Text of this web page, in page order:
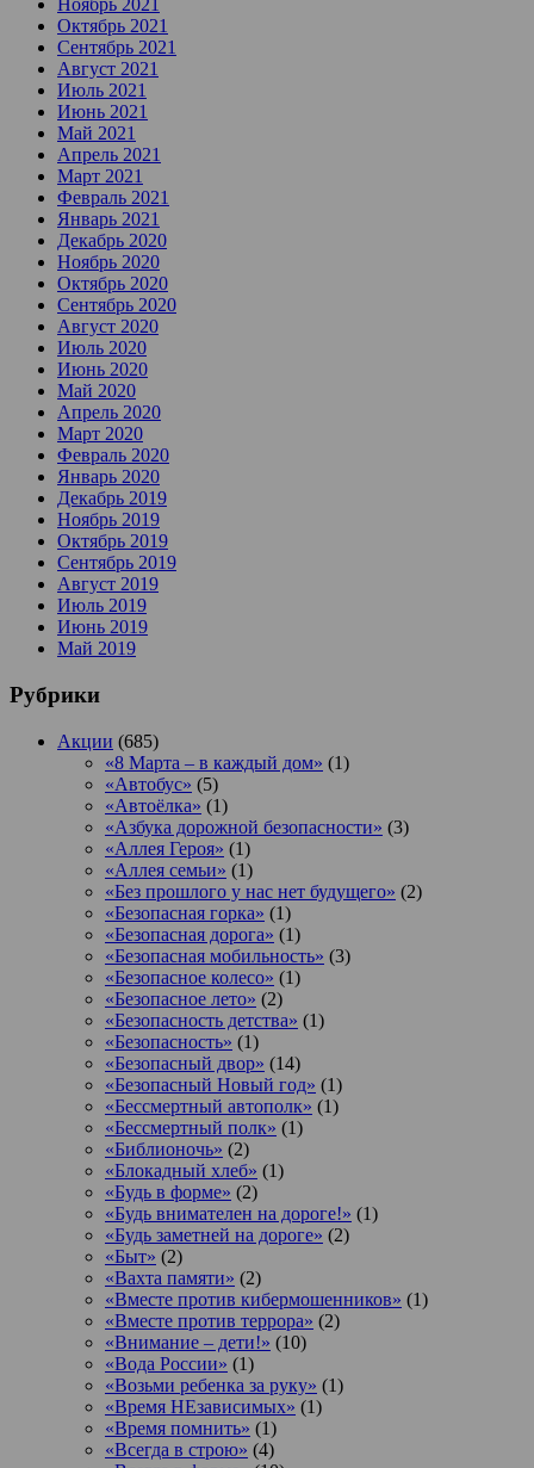
Ноябрь 2021
Октябрь 2021
Сентябрь 2021
Август 2021
Июль 2021
Июнь 2021
Май 2021
Апрель 2021
Март 2021
Февраль 2021
Январь 2021
Декабрь 2020
Ноябрь 2020
Октябрь 2020
Сентябрь 2020
Август 2020
Июль 2020
Июнь 2020
Май 2020
Апрель 2020
Март 2020
Февраль 2020
Январь 2020
Декабрь 2019
Ноябрь 2019
Октябрь 2019
Сентябрь 2019
Август 2019
Июль 2019
Июнь 2019
Май 2019
Рубрики
Акции (685)
«8 Марта – в каждый дом» (1)
«Автобус» (5)
«Автоёлка» (1)
«Азбука дорожной безопасности» (3)
«Аллея Героя» (1)
«Аллея семьи» (1)
«Без прошлого у нас нет будущего» (2)
«Безопасная горка» (1)
«Безопасная дорога» (1)
«Безопасная мобильность» (3)
«Безопасное колесо» (1)
«Безопасное лето» (2)
«Безопасность детства» (1)
«Безопасность» (1)
«Безопасный двор» (14)
«Безопасный Новый год» (1)
«Бессмертный автополк» (1)
«Бессмертный полк» (1)
«Библионочь» (2)
«Блокадный хлеб» (1)
«Будь в форме» (2)
«Будь внимателен на дороге!» (1)
«Будь заметней на дороге» (2)
«Быт» (2)
«Вахта памяти» (2)
«Вместе против кибермошенников» (1)
«Вместе против террора» (2)
«Внимание – дети!» (10)
«Вода России» (1)
«Возьми ребенка за руку» (1)
«Время НЕзависимых» (1)
«Время помнить» (1)
«Всегда в строю» (4)